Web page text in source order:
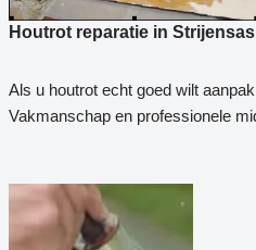
Houtrot reparatie in Strijensas
Als u houtrot echt goed wilt
Vakmanschap en professionele